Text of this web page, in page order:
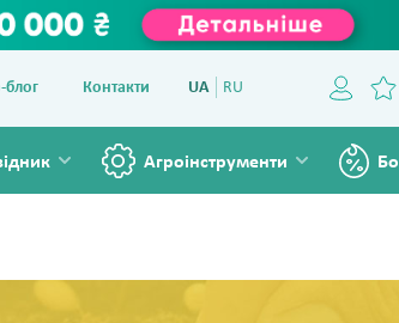
блог Контакти UA RU
Агроінструменти